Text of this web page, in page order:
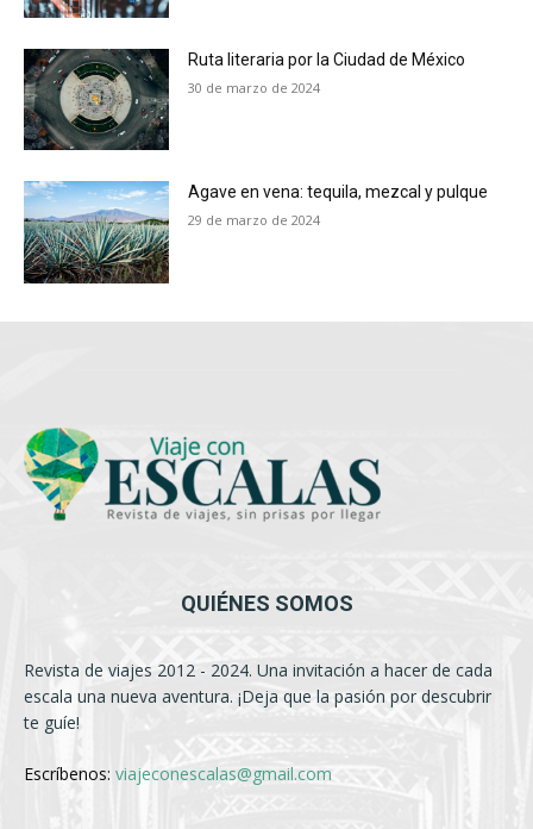
Ruta literaria por la Ciudad de México
30 de marzo de 2024
Agave en vena: tequila, mezcal y pulque
29 de marzo de 2024
QUIÉNES SOMOS
Revista de viajes 2012 - 2024. Una invitación a hacer de cada
escala una nueva aventura. ¡Deja que la pasión por descubrir
te guíe!
Escríbenos: viajeconescalas@gmail.com